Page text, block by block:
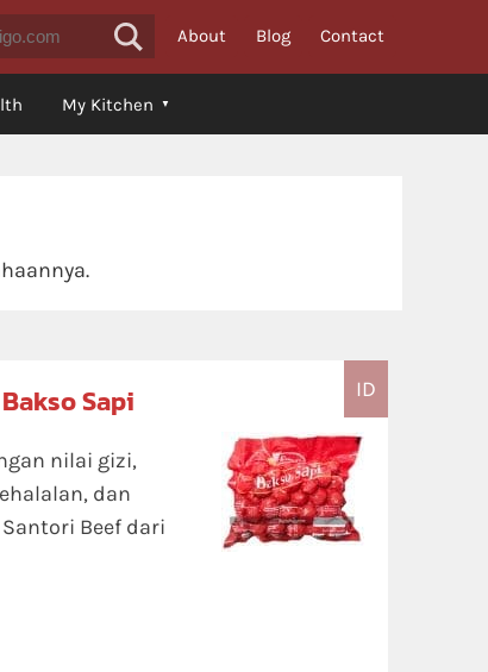
About Blog Contact
My Kitchen
ID
Sapi
nilai gizi,
dan
Beef dari